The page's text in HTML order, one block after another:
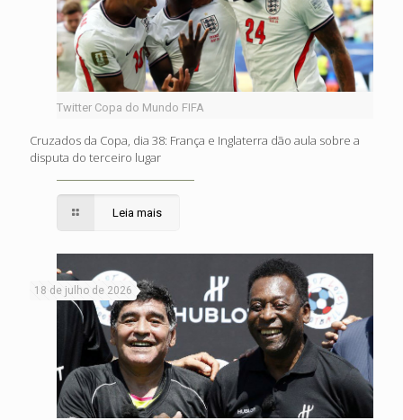
Twitter Copa do Mundo FIFA
Cruzados da Copa, dia 38: França e Inglaterra dão aula sobre a
disputa do terceiro lugar
Leia mais
18 de julho de 2026